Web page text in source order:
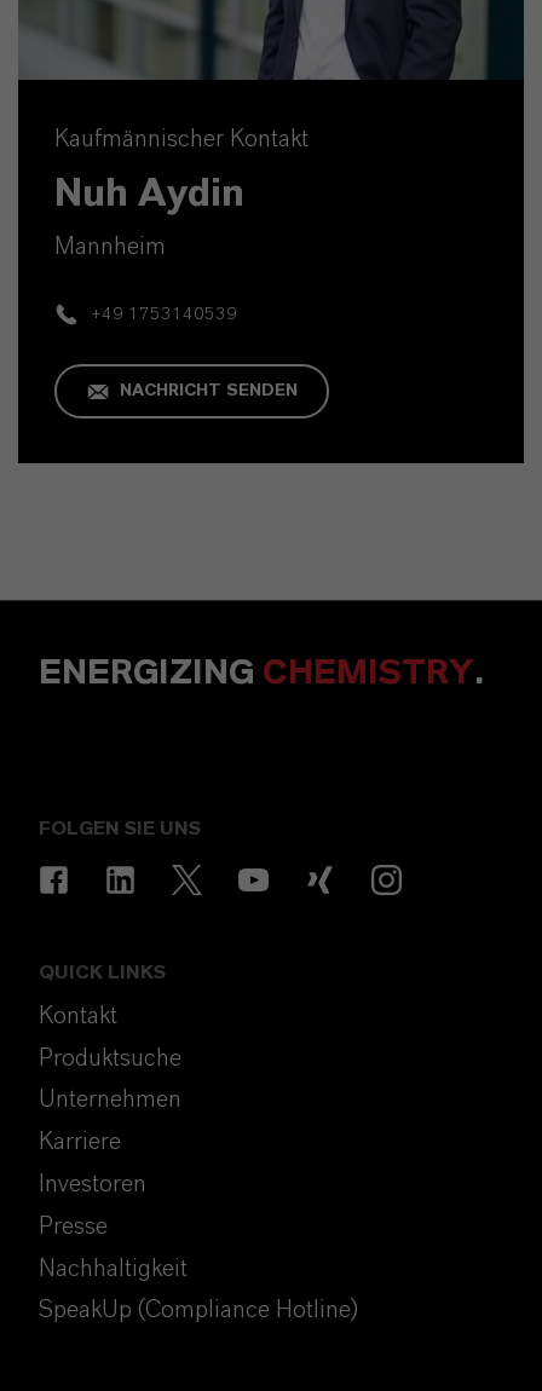
Kaufmännischer Kontakt
Nuh Aydin
Mannheim
+49 1753140539
NACHRICHT SENDEN
ENERGIZING CHEMISTRY.
FOLGEN SIE UNS
QUICK LINKS
Kontakt
Produktsuche
Unternehmen
Karriere
Investoren
Presse
Nachhaltigkeit
SpeakUp (Compliance Hotline)